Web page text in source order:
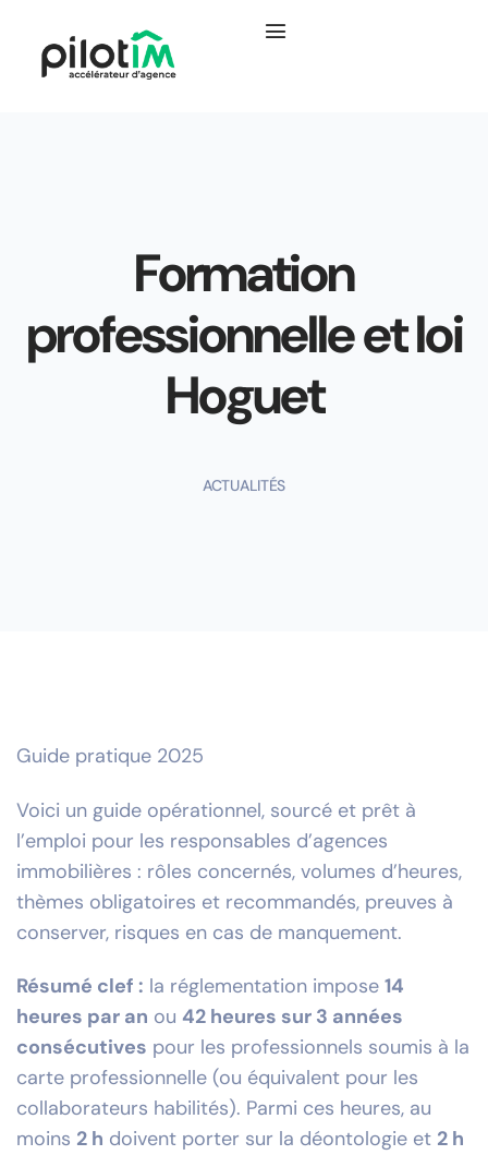
Formation
professionnelle et loi
Hoguet
ACTUALITÉS
Guide pratique 2025
Voici un guide opérationnel, sourcé et prêt à
l’emploi pour les responsables d’agences
immobilières : rôles concernés, volumes d’heures,
thèmes obligatoires et recommandés, preuves à
conserver, risques en cas de manquement.
Résumé clef : la réglementation impose 14
heures par an ou 42 heures sur 3 années
consécutives pour les professionnels soumis à la
carte professionnelle (ou équivalent pour les
collaborateurs habilités). Parmi ces heures, au
moins 2 h doivent porter sur la déontologie et 2 h